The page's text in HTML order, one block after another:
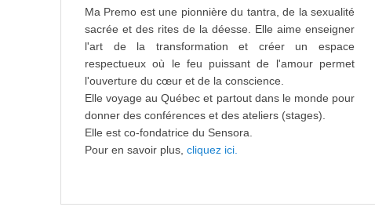
Ma Premo est une pionnière du tantra, de la sexualité
sacrée et des rites de la déesse. Elle aime enseigner
l'art de la transformation et créer un espace
respectueux où le feu puissant de l'amour permet
l'ouverture du cœur et de la conscience.
Elle voyage au Québec et partout dans le monde pour
donner des conférences et des ateliers (stages).
Elle est co-fondatrice du Sensora.
Pour en savoir plus, cliquez ici.